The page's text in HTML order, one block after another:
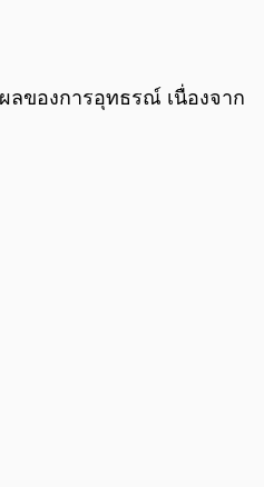
ลของการอุทธรณ์ เนื่องจาก